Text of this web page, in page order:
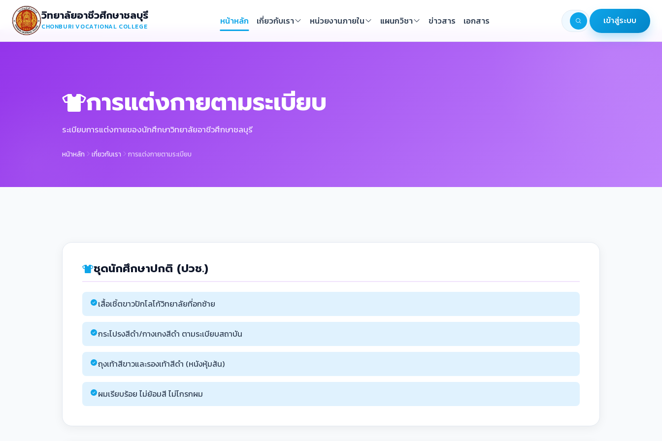
วิทยาลัยอาชีวศึกษาชลบุรี
CHONBURI VOCATIONAL COLLEGE
หน้าหลัก เกี่ยวกับเรา หน่วยงานภายใน แผนกวิชา ข่าวสาร เอกสาร เข้าสู่ระบบ
การแต่งกายตามระเบียบ
ระเบียบการแต่งกายของนักศึกษาวิทยาลัยอาชีวศึกษาชลบุรี
หน้าหลัก เกี่ยวกับเรา การแต่งกายตามระเบียบ
ชุดนักศึกษาปกติ (ปวช.)
เสื้อเชิ้ตขาวปักโลโก้วิทยาลัยที่อกซ้าย
กระโปรงสีดำ/กางเกงสีดำ ตามระเบียบสถาบัน
ถุงเท้าสีขาวและรองเท้าสีดำ (หนังหุ้มส้น)
ผมเรียบร้อย ไม่ย้อมสี ไม่โกรกผม